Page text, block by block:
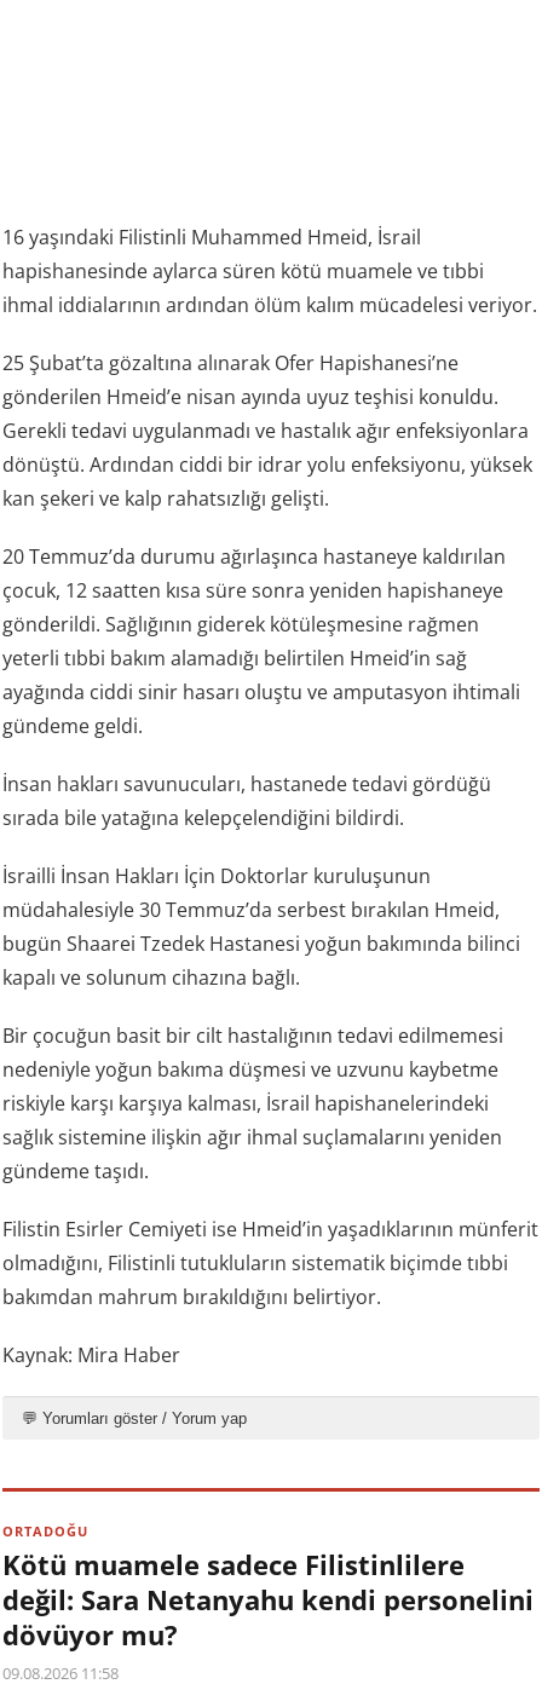
16 yaşındaki Filistinli Muhammed Hmeid, İsrail
hapishanesinde aylarca süren kötü muamele ve tıbbi
ihmal iddialarının ardından ölüm kalım mücadelesi veriyor.
25 Şubat’ta gözaltına alınarak Ofer Hapishanesi’ne
gönderilen Hmeid’e nisan ayında uyuz teşhisi konuldu.
Gerekli tedavi uygulanmadı ve hastalık ağır enfeksiyonlara
dönüştü. Ardından ciddi bir idrar yolu enfeksiyonu, yüksek
kan şekeri ve kalp rahatsızlığı gelişti.
20 Temmuz’da durumu ağırlaşınca hastaneye kaldırılan
çocuk, 12 saatten kısa süre sonra yeniden hapishaneye
gönderildi. Sağlığının giderek kötüleşmesine rağmen
yeterli tıbbi bakım alamadığı belirtilen Hmeid’in sağ
ayağında ciddi sinir hasarı oluştu ve amputasyon ihtimali
gündeme geldi.
İnsan hakları savunucuları, hastanede tedavi gördüğü
sırada bile yatağına kelepçelendiğini bildirdi.
İsrailli İnsan Hakları İçin Doktorlar kuruluşunun
müdahalesiyle 30 Temmuz’da serbest bırakılan Hmeid,
bugün Shaarei Tzedek Hastanesi yoğun bakımında bilinci
kapalı ve solunum cihazına bağlı.
Bir çocuğun basit bir cilt hastalığının tedavi edilmemesi
nedeniyle yoğun bakıma düşmesi ve uzvunu kaybetme
riskiyle karşı karşıya kalması, İsrail hapishanelerindeki
sağlık sistemine ilişkin ağır ihmal suçlamalarını yeniden
gündeme taşıdı.
Filistin Esirler Cemiyeti ise Hmeid’in yaşadıklarının münferit
olmadığını, Filistinli tutukluların sistematik biçimde tıbbi
bakımdan mahrum bırakıldığını belirtiyor.
Kaynak: Mira Haber
💬 Yorumları göster / Yorum yap
ORTADOĞU
Kötü muamele sadece Filistinlilere
değil: Sara Netanyahu kendi personelini
dövüyor mu?
09.08.2026 11:58